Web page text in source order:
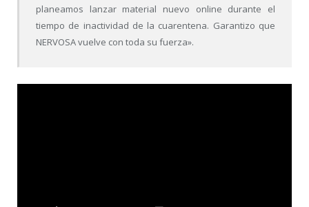
planeamos lanzar material nuevo online durante el
tiempo de inactividad de la cuarentena. Garantizo que
NERVOSA vuelve con toda su fuerza».